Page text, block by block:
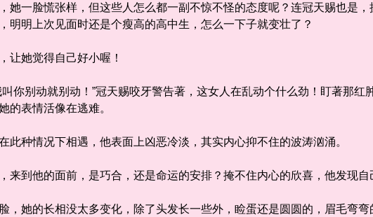
一脸慌张样，但这些人怎么都一副不惊不怪的态度呢？连冠天赐也是，
明明上次见面时还是个瘦高的高中生，怎么一下子就变壮了？
她觉得自己好小喔！
别动就别动！”冠天赐咬牙警告著，这女人在乱动个什么劲！盯著那红
的表情活像在逃难。
种情况下相遇，他表面上凶恶冷淡，其实内心抑不住的波涛汹涌。
到他的面前，是巧合，还是命运的安排？掩不住内心的欣喜，他发现自
她的长相没太多变化，除了头发长一些外，睑蛋还是圆圆的，眉毛弯弯